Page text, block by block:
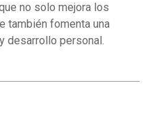
no solo mejora los
también fomenta una
desarrollo personal.